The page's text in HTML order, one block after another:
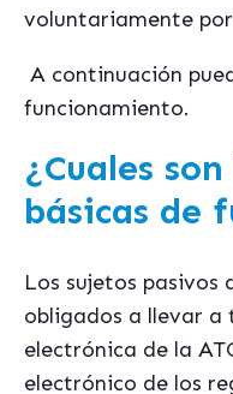
voluntariamente
A continuación
funcionamiento.
¿Cuales
básicas de
Los sujetos
obligados a llevar a
electrónica de la
electrónico de los